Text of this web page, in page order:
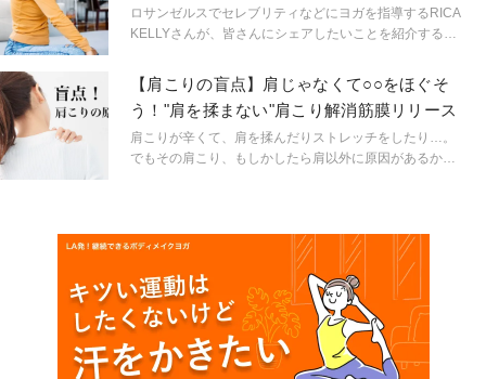
しワザ
ロサンゼルスでセレブリティなどにヨガを指導するRICA
KELLYさんが、皆さんにシェアしたいことを紹介する
魔法のほぐしワザをご紹介。
【肩こりの盲点】肩じゃなくて○○をほぐそ
う！"肩を揉まない"肩こり解消筋膜リリース
肩こりが辛くて、肩を揉んだりストレッチをしたり…。
でもその肩こり、もしかしたら肩以外に原因があるか